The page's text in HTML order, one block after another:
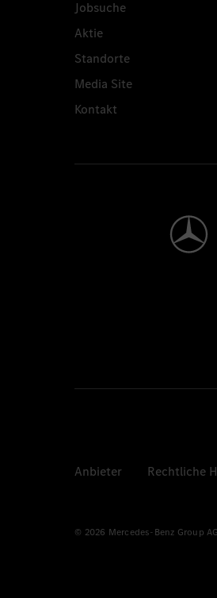
Jobsuche
Aktie
Standorte
Media Site
Kontakt
Anbieter Rechtliche
© 2026 Mercedes-Benz Group